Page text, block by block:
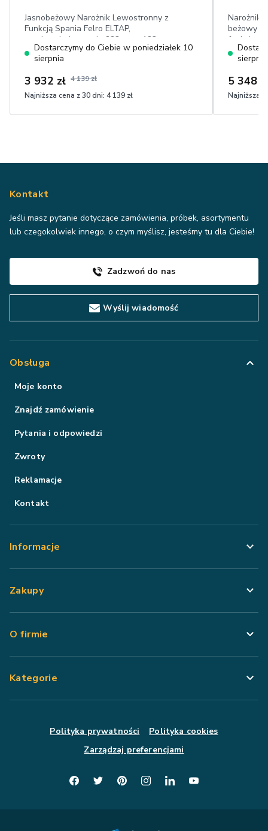
Jasnobeżowy Narożnik Lewostronny z
Funkcją Spania Felro ELTAP,
powierzchnia spania 222 cm × 123 cm,
pojemnik na pościel, ruchome
zagłówki, wysokie nóżki, przyjemny w
Dostarczymy do Ciebie w poniedziałek 10
sierpnia
3 932 zł 4 139 zł
Najniższa cena z 30 dni: 4 139 zł
Narożnik
beżowy –
funkcją
sierpnia
5 348
Najniższa
Kontakt
Jeśli masz pytanie dotyczące zamówienia, próbek, asortymentu
lub czegokolwiek innego, o czym myślisz, jesteśmy tu dla Ciebie!
Zadzwoń do nas
Wyślij wiadomość
Obsługa
Moje konto
Znajdź zamówienie
Pytania i odpowiedzi
Zwroty
Reklamacje
Kontakt
Informacje
Zakupy
O firmie
Kategorie
Polityka prywatności
Polityka cookies
Zarządzaj preferencjami